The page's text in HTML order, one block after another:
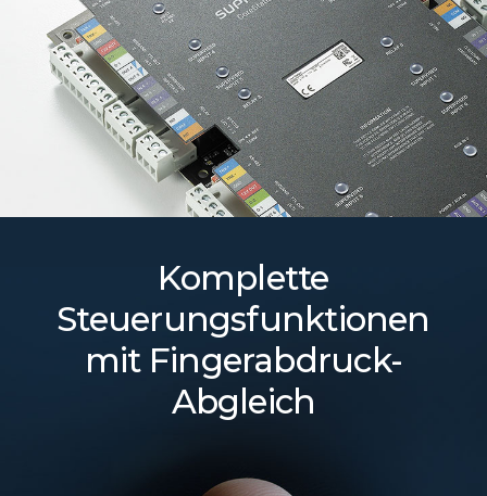
Komplette
Steuerungsfunktionen
mit Fingerabdruck-
Abgleich